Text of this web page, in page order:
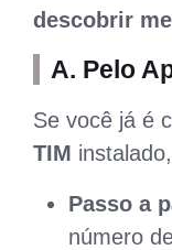
descobrir
A. Pelo
Se você já é
TIM
Passo a
número